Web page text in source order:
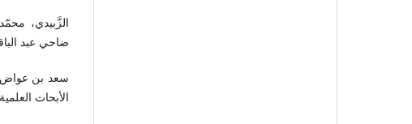
الزَّبيدي،
ضاحي عبد الباقي،
سعد بن عواض
الأبحاث العلمية،